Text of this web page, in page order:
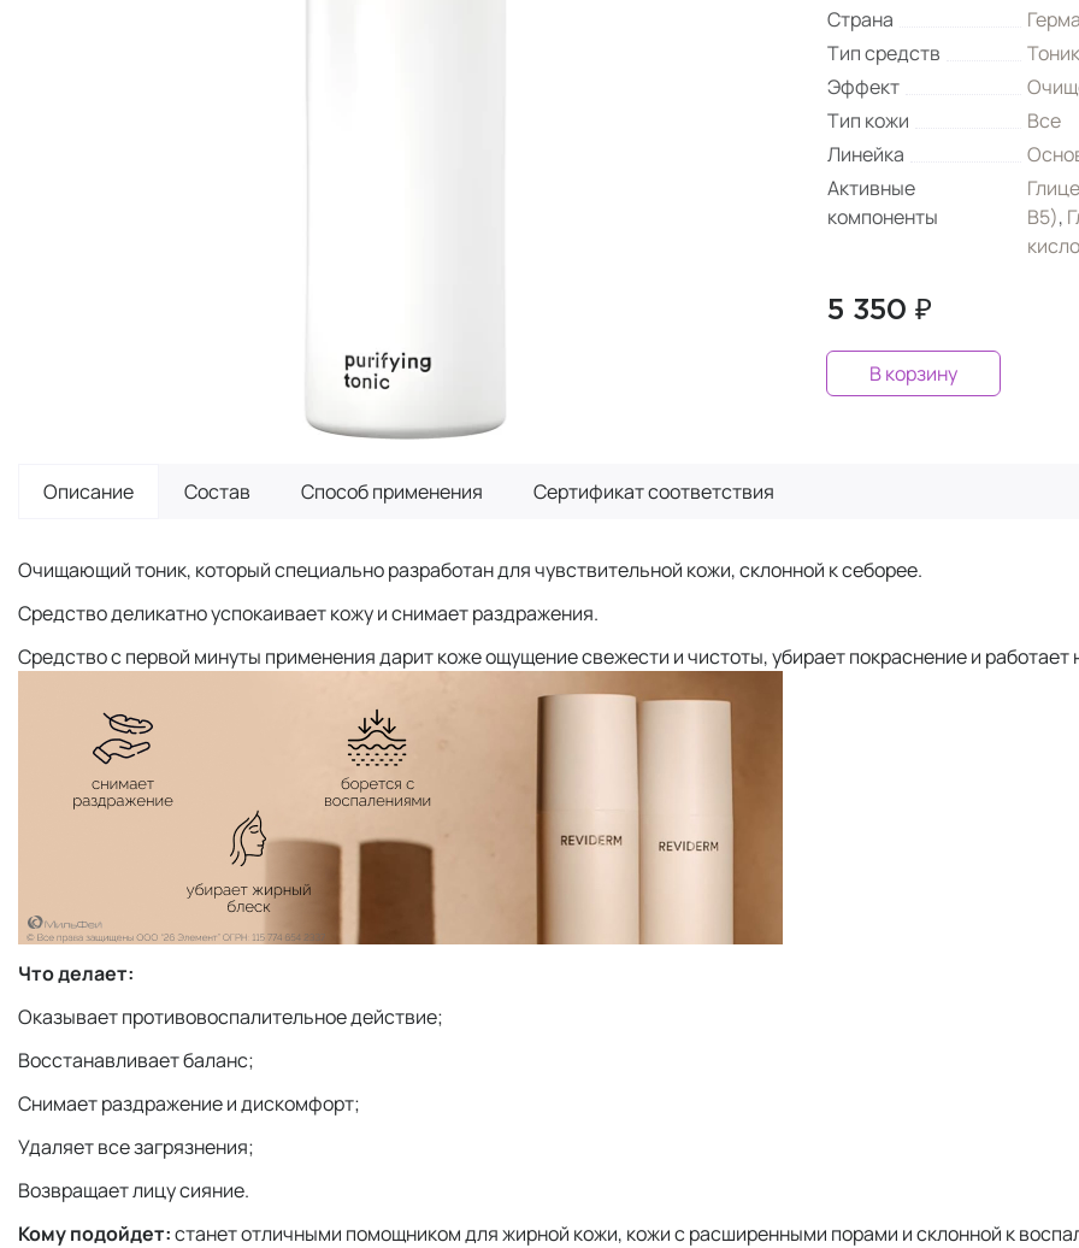
Страна
Тип средств
Тоник
Эффект
Тип кожи
Все
Линейка
Активные
компоненты
B5),
5 350 ₽
В корзину
Описание Состав Способ применения Сертификатсоответствия
Очищающий тоник, который специально разработан для чувствительной кожи, склонной к себорее.
Средство деликатно успокаивает кожу и снимает раздражения.
Средство с первой минуты применения дарит коже ощущение свежести и чистоты, убирает покраснение и
Что делает:
Оказывает противовоспалительное действие;
Восстанавливает баланс;
Снимает раздражение и дискомфорт;
Удаляет все загрязнения;
Возвращает лицу сияние.
Кому подойдет:станет отличными помощником для жирной кожи, кожи с расширенными порами и склонной к